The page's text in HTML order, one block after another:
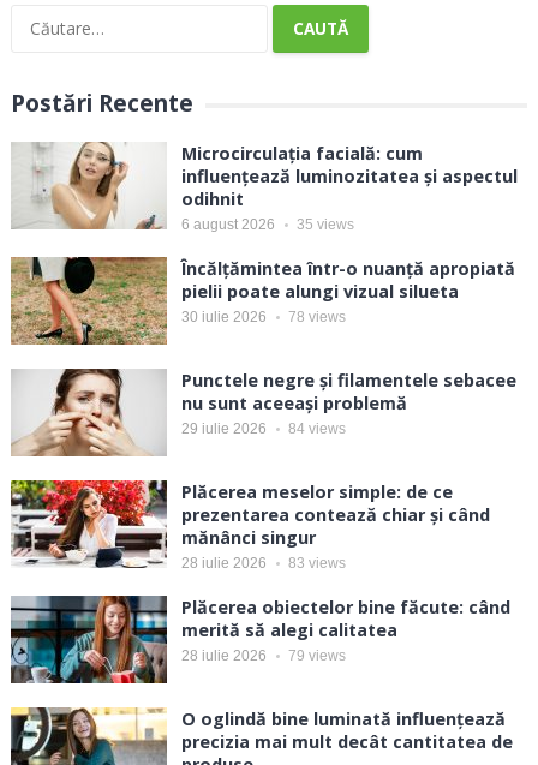
Caută
Postări Recente
Microcirculația facială: cum
influențează luminozitatea și aspectul
odihnit
6 august 2026 35 views
Încălțămintea într-o nuanță apropiată
pielii poate alungi vizual silueta
30 iulie 2026 78 views
Punctele negre și filamentele sebacee
nu sunt aceeași problemă
29 iulie 2026 84 views
Plăcerea meselor simple: de ce
prezentarea contează chiar și când
mănânci singur
28 iulie 2026 83 views
Plăcerea obiectelor bine făcute: când
merită să alegi calitatea
28 iulie 2026 79 views
O oglindă bine luminată influențează
precizia mai mult decât cantitatea de